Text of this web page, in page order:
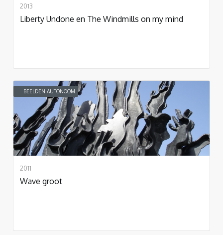
2013
Liberty Undone en The Windmills on my mind
BEELDEN AUTONOOM
2011
Wave groot